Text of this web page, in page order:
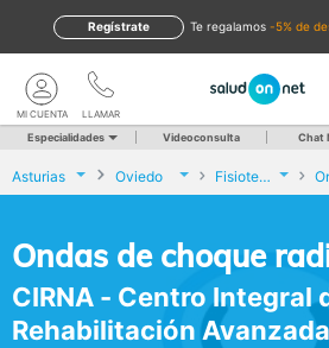
te regalamos -5% de
Regístrate
LLAMAR
MI CUENTA
Especialidades Videoconsulta Chat
Asturias Oviedo Fisioterapia
Ondas de choque
CIRNA - Centro Integral
Rehabilitación Avanzada